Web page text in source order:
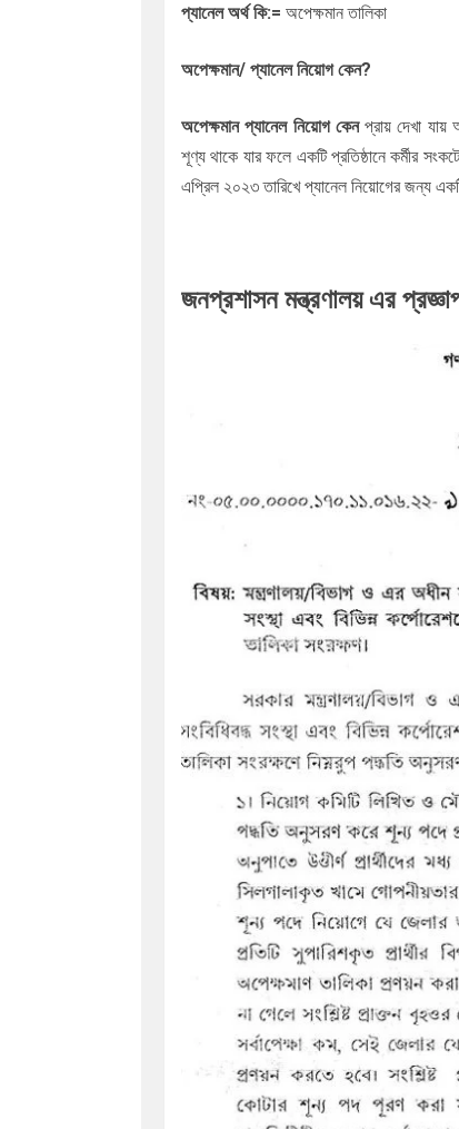
প্যানেল অর্থ কি:= অপেক্ষমান তালিকা
অপেক্ষমান/ প্যানেল নিয়োগ কেন?
অপেক্ষমানপ্যানেল নিয়োগ কেনপ্রায় দেখা যায়
শূণ্য থাকে যার ফলে একটি প্রতিষ্ঠানে কর্মীর
এপ্রিল ২০২৩ তারিখে প্যানেল নিয়োগের জন্য
জনপ্রশাসন মন্ত্রণালয় এর